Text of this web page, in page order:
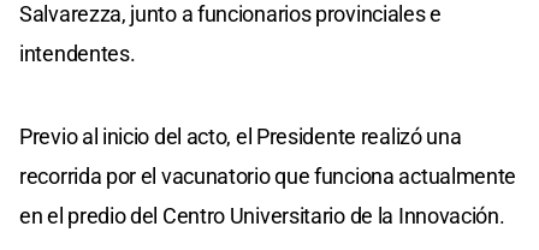
Salvarezza, junto a funcionarios provinciales e
intendentes.
Previo al inicio del acto, el Presidente realizó una
recorrida por el vacunatorio que funciona actualmente
en el predio del Centro Universitario de la Innovación.